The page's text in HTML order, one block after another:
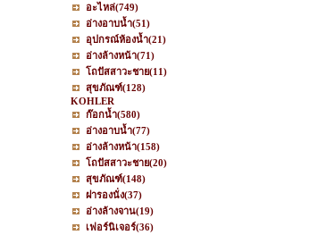
อะไหล่(749)
อ่างอาบน้ำ(51)
อุปกรณ์ห้องน้ำ(21)
อ่างล้างหน้า(71)
โถปัสสาวะชาย(11)
สุขภัณฑ์(128)
KOHLER
ก๊อกน้ำ(580)
อ่างอาบน้ำ(77)
อ่างล้างหน้า(158)
โถปัสสาวะชาย(20)
สุขภัณฑ์(148)
ฝารองนั่ง(37)
อ่างล้างจาน(19)
เฟอร์นิเจอร์(36)